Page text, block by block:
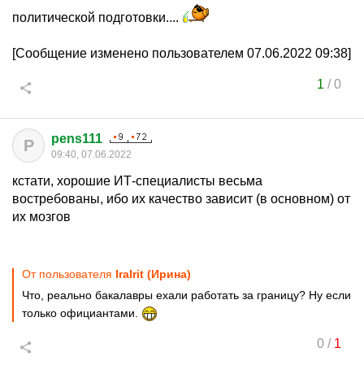
политической подготовки....
[Сообщение изменено пользователем 07.06.2022 09:38]
1 /0
P pens111
09:40, 07.06.2022
кстати, хорошие ИТ-специалисты весьма
востребованы, ибо их качество зависит (в основном) от
их мозгов
От пользователя IraIrit (Ирина)
Что, реально бакалавры ехали работать за границу? Ну если
только официантами.
0/ 1